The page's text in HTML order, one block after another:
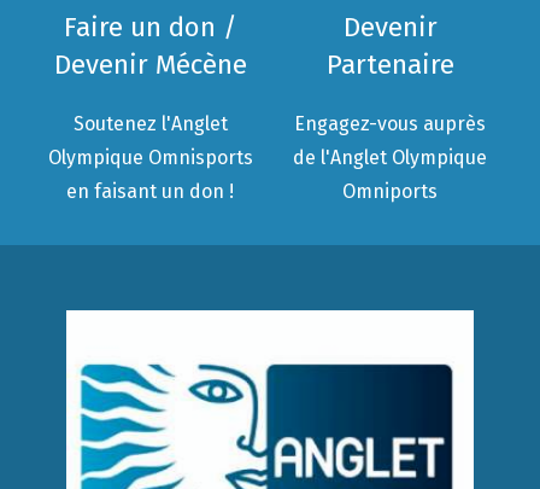
Faire un don /
Devenir Mécène
Soutenez l'Anglet
Olympique Omnisports
en faisant un don !
Devenir
Partenaire
Engagez-vous auprès
de l'Anglet Olympique
Omniports